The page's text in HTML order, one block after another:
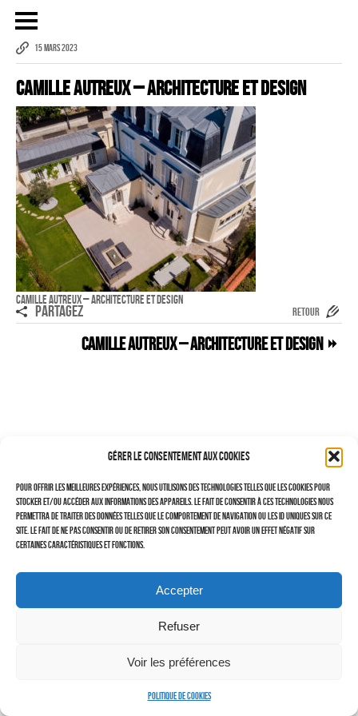
Gérer le consentement aux cookies
Pour offrir les meilleures expériences, nous utilisons des technologies telles que les cookies pour
stocker et/ou accéder aux informations des appareils. Le fait de consentir à ces technologies nous
permettra de traiter des données telles que le comportement de navigation ou les ID uniques sur ce
site. Le fait de ne pas consentir ou de retirer son consentement peut avoir un effet négatif sur
certaines caractéristiques et fonctions.
Accepter
Refuser
Voir les préférences
Politique de cookies
Publicité
eCommerce – Catalogue
PORTRAIT
Reportage
ÉVÉNEMENT PROFESSIONNEL
BÂTIMENT ET TP
AUDIOVISUEL AÉRIEN
Imagerie Aérienne
PHOTOGRAMMÉTRIE
–
CARNET DE NOTES (BLOG)
–
Politique de cookies (UE)
15 MARS 2023
Camille Autreux – Architecture et Design
Camille Autreux – Architecture et Design
PARTAGEZ RETOUR
Camille Autreux – Architecture et Design